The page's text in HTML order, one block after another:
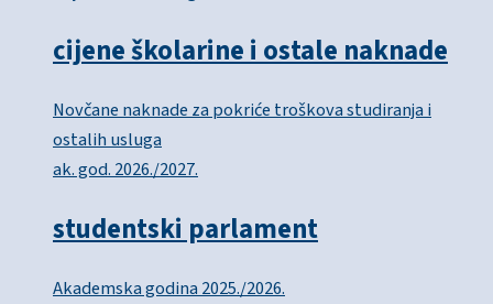
cijene školarine i ostale naknade
Novčane naknade za pokriće troškova studiranja i
ostalih usluga
ak. god. 2026./2027.
studentski parlament
Akademska godina 2025./2026.